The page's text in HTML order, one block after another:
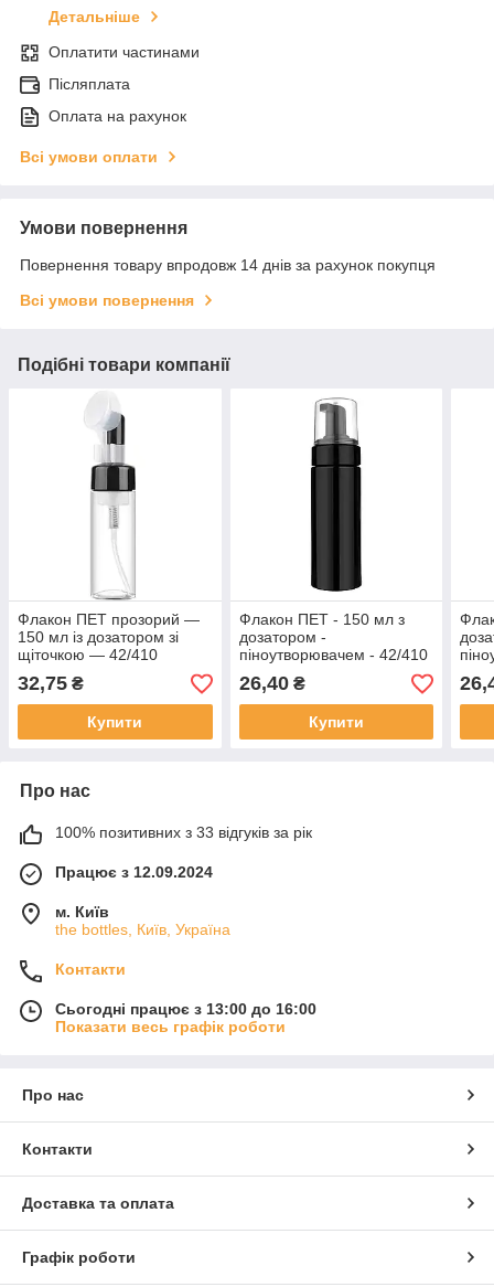
Детальніше
Оплатити частинами
Післяплата
Оплата на рахунок
Всі умови оплати
Умови повернення
Повернення товару впродовж 14 днів за рахунок покупця
Всі умови повернення
Подібні товари компанії
Флакон ПЕТ прозорий —
150 мл із дозатором зі
щіточкою — 42/410
32,75 ₴
Купити
Флакон ПЕТ - 150 мл з
дозатором -
піноутворювачем - 42/410
(чорний)
26,40₴
Купити
Про нас
100% позитивних з 33 відгуків за рік
Працює з 12.09.2024
м. Київ
the bottles, Київ, Україна
Контакти
Сьогодні працює з 13:00 до 16:00
Показати весь графік роботи
Про нас
Контакти
Доставка та оплата
Графік роботи